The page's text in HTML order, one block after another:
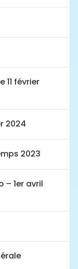
11 février
2024
2023
– 1er avril